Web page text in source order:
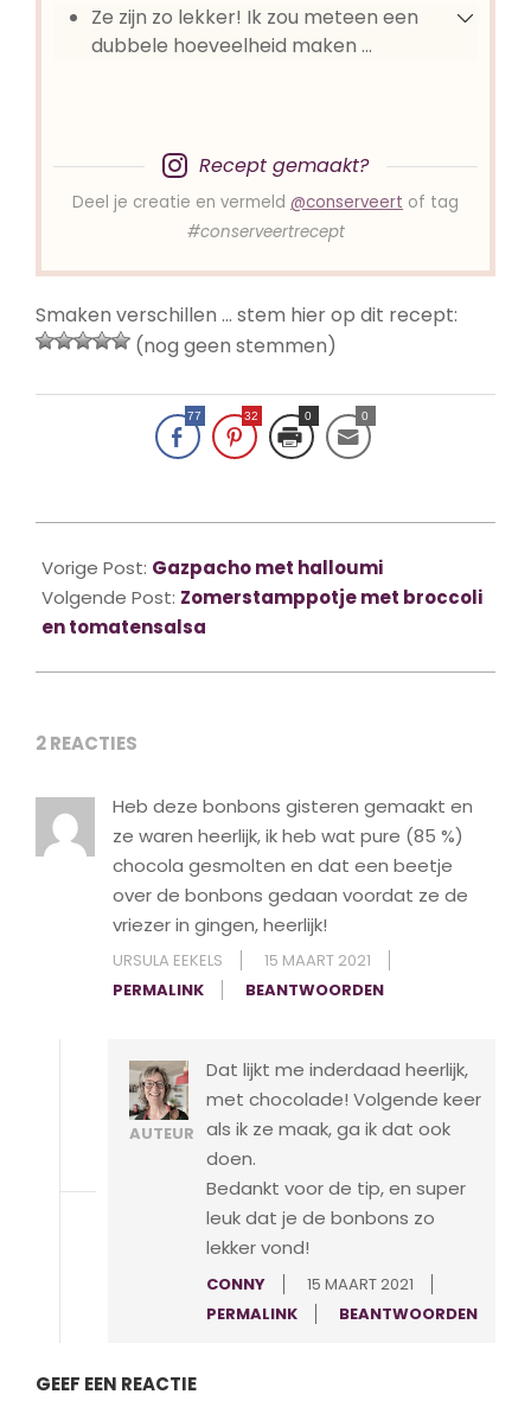
Ze zijn zo lekker! Ik zou meteen een
dubbele hoeveelheid maken …
Recept gemaakt?
Deel je creatie en vermeld @conserveert of tag
#conserveertrecept
Smaken verschillen … stem hier op dit recept:
(nog geen stemmen)
77 32 0 0
08-
02
Vorige Post: Gazpacho met halloumi
Volgende Post: Zomerstamppotje met broccoli
en tomatensalsa
2 REACTIES
Heb deze bonbons gisteren gemaakt en
ze waren heerlijk, ik heb wat pure (85 %)
chocola gesmolten en dat een beetje
over de bonbons gedaan voordat ze de
vriezer in gingen, heerlijk!
URSULA EEKELS
15 MAART 2021
PERMALINK
BEANTWOORDEN
AUTEUR
Dat lijkt me inderdaad heerlijk,
met chocolade! Volgende keer
als ik ze maak, ga ik dat ook
doen.
Bedankt voor de tip, en super
leuk dat je de bonbons zo
lekker vond!
CONNY
15 MAART 2021
PERMALINK
BEANTWOORDEN
GEEF EEN REACTIE